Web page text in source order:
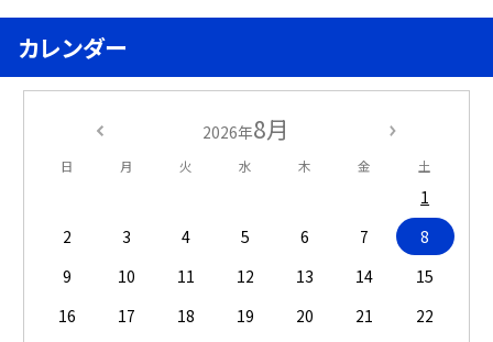
カレンダー
2026年8月
日 月 火 水 木 金 土
1
2
3 4 5 6 7
8
9
10 11 12 13 14
15
16
17 18 19 20 21
22